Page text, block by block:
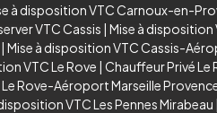
à disposition VTC Carnoux-en-
VTC Cassis | Mise à disposition
| Mise à disposition VTC Cassis-
VTC Le Rove | Chauffeur Privé Le
Rove-Aéroport Marseille
VTC Les Pennes Mirabeau |